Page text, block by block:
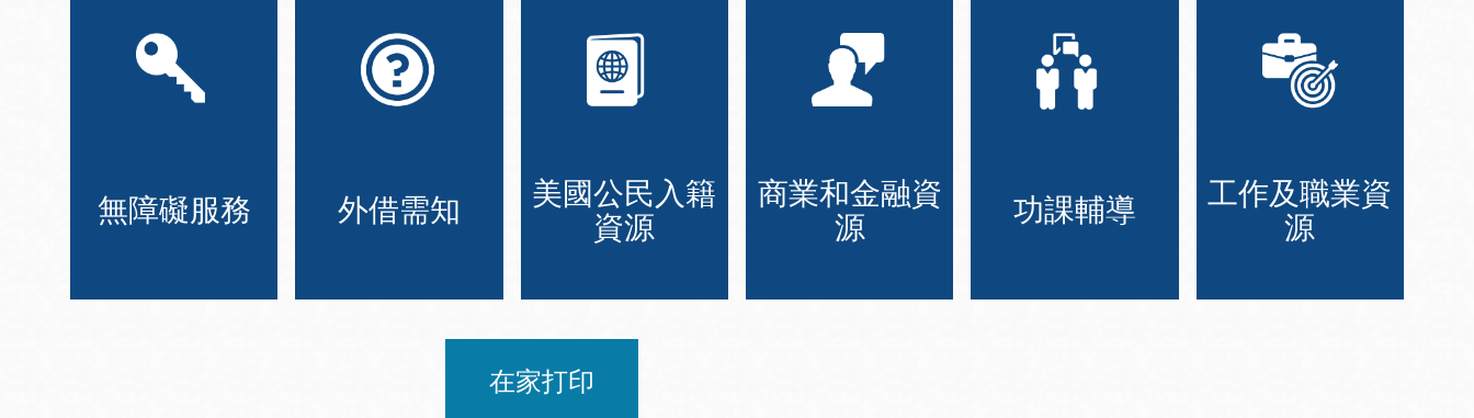
無障礙服務 外借需知
美國公民入籍
資源
商業和金融資
源
功課輔導
工作及職業資
源
在家打印